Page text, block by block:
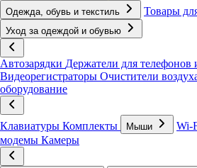
Одежда, обувь и текстиль Товары
Уход за одеждой и обувью
Автозарядки Держатели для телефонов
Видеорегистраторы Очистители
оборудование
Клавиатуры Комплекты Мыши
Wi-
модемы Камеры